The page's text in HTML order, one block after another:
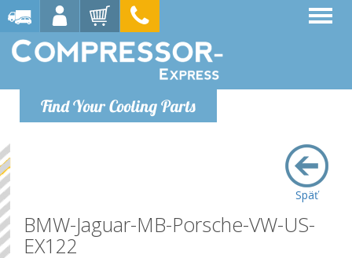
Find Your Cooling Parts
Späť
BMW-Jaguar-MB-Porsche-VW-US-
EX122